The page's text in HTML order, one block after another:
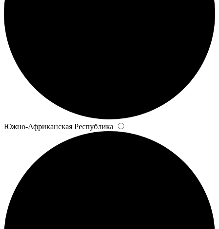
Южно-Африканская Республика